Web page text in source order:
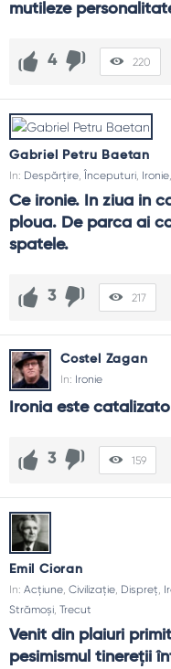
mutileze
4 220
Gabriel Petru Baetan
In: Despărțire Începuturi Ironie
Ce ironie. In ziua in
ploua. De parca ai
spatele.
3 217
Costel Zagan
In: Ironie
Ironia este
3 159
Emil Cioran
In: Acțiune Civilizație Dispreț
Strămoși Trecut
Venit din plaiuri
pesimismul tinereţii